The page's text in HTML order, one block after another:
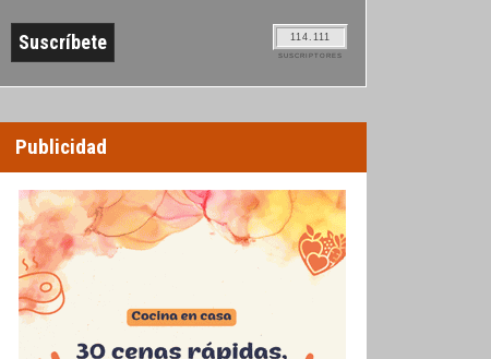
114.111
SUSCRIPTORES
Publicidad